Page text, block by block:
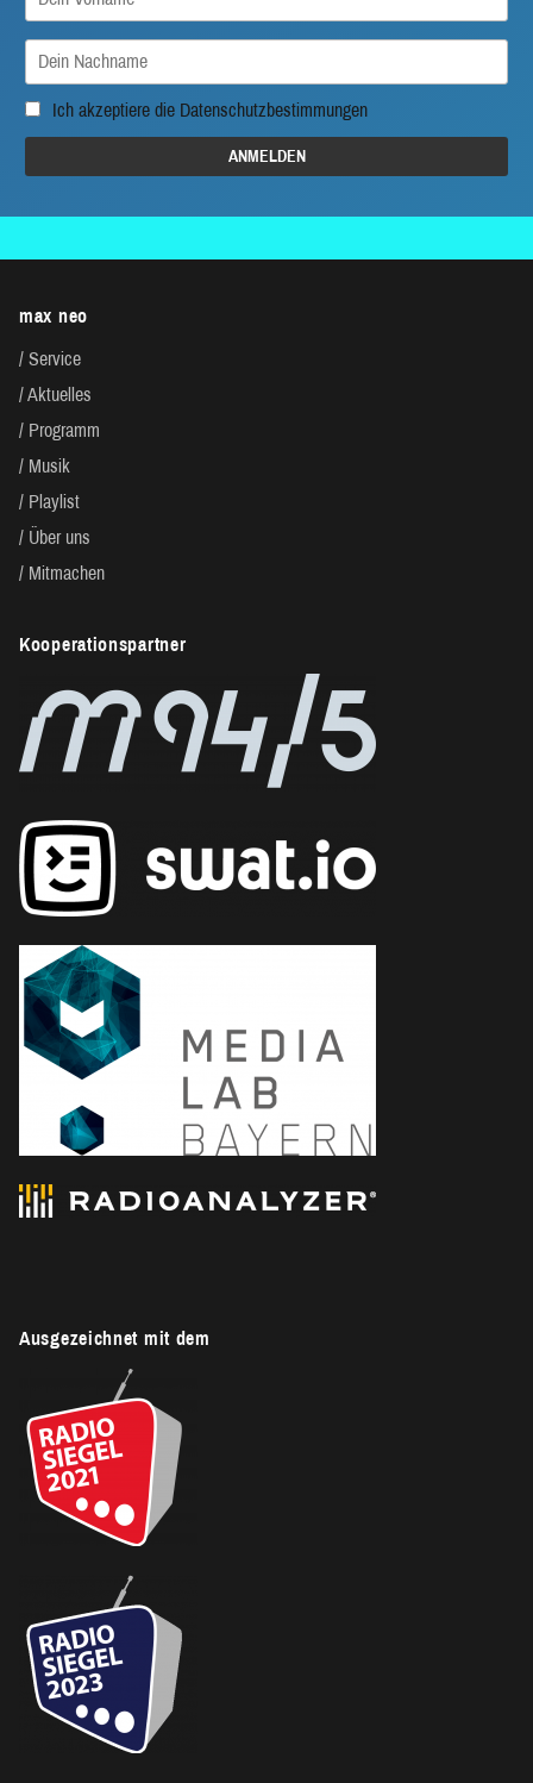
Ich akzeptiere die Datenschutzbestimmungen
max neo
Service
Aktuelles
Programm
Musik
Playlist
Über uns
Mitmachen
Kooperationspartner
Ausgezeichnet mit dem